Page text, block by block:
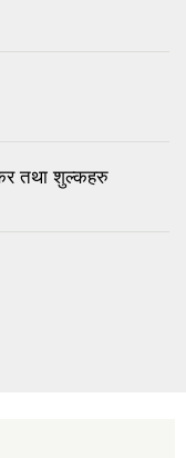
तथा शुल्कहरु